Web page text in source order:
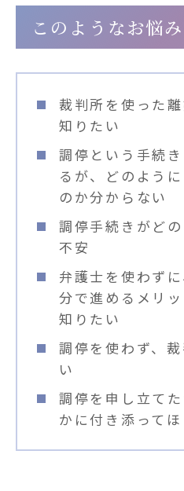
このようなお悩
裁判所を使った
知りたい
調停という手続
るが、どのよう
のか分からない
調停手続きがど
不安
弁護士を使わず
分で進めるメリ
知りたい
調停を使わず、
い
調停を申し立て
かに付き添ってほ